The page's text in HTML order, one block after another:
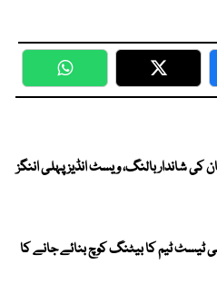
WhatsApp Twitter
شاندار بالنگ، ویسٹ انڈیز پہلی اننگز
ٹیسٹ ٹیم کا بیٹنگ کوچ بنائے جانے کا